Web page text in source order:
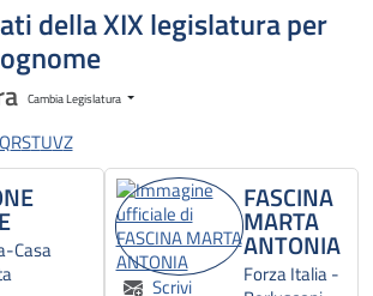
della XIX legislatura per
Cambia Legislatura
RSTUVZ
Casa
Scrivi
FASCINA
MARTA
ANTONIA
Forza Italia -